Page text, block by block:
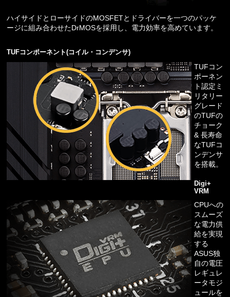
ハイサイドとローサイドのMOSFETとドライバーを一つのパッケ
ージに組み合わせたDrMOSを採用し、電力効率を高めています。
TUFコンポーネント(コイル・コンデンサ)
TUFコン
ポーネン
ト認定ミ
リタリー
グレード
のTUFの
チョーク
& 長寿命
なTUFコ
ンデンサ
を搭載。
Digi+
VRM
CPUへの
スムーズ
な電力供
給を実現
する
ASUS独
自の電圧
レギュレ
ータモジ
ュールを